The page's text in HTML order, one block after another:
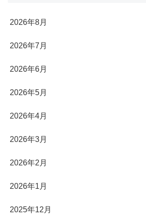
2026年8月
2026年7月
2026年6月
2026年5月
2026年4月
2026年3月
2026年2月
2026年1月
2025年12月